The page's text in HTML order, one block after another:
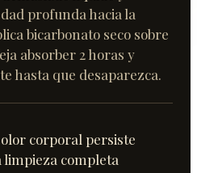
profunda hacia la
bicarbonato seco sobre
absorber 2 horas y
hasta que desaparezca.
corporal persiste
limpieza completa